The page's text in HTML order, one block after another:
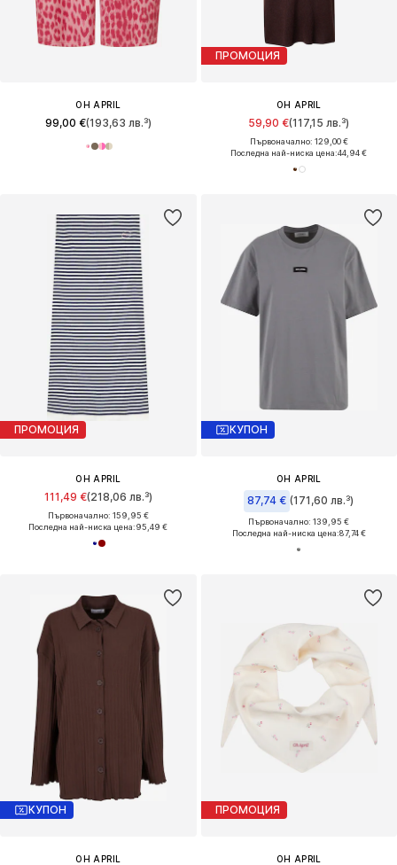
OH APRIL
99,00 €(193,63 лв.³)
ПРОМОЦИЯ
OH APRIL
59,90 €(117,15 лв.³)
Първоначално: 129,00 €
Последна най-ниска цена:44,94 €
ПРОМОЦИЯ
OH APRIL
111,49 €(218,06 лв.³)
Първоначално: 159,95 €
Последна най-ниска цена:95,49 €
КУПОН
OH APRIL
87,74 € (171,60 лв.³)
Първоначално: 139,95 €
Последна най-ниска цена:87,74 €
КУПОН
OH APRIL
ПРОМОЦИЯ
OH APRIL